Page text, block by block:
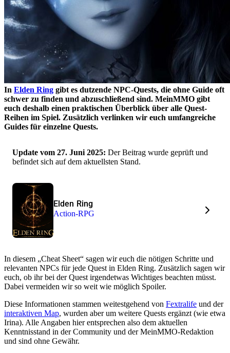
In Elden Ring gibt es dutzende NPC-Quests, die ohne Guide oft
schwer zu finden und abzuschließend sind. MeinMMO gibt
euch deshalb einen praktischen Überblick über alle Quest-
Reihen im Spiel. Zusätzlich verlinken wir euch umfangreiche
Guides für einzelne Quests.
Update vom 27. Juni 2025: Der Beitrag wurde geprüft und
befindet sich auf dem aktuellsten Stand.
Elden Ring
Action-RPG
In diesem „Cheat Sheet“ sagen wir euch die nötigen Schritte und
relevanten NPCs für jede Quest in Elden Ring. Zusätzlich sagen wir
euch, ob ihr bei der Quest irgendetwas Wichtiges beachten müsst.
Dabei vermeiden wir so weit wie möglich Spoiler.
Diese Informationen stammen weitestgehend von Fextralife und der
interaktiven Map, wurden aber um weitere Quests ergänzt (wie etwa
Irina). Alle Angaben hier entsprechen also dem aktuellen
Kenntnisstand in der Community und der MeinMMO-Redaktion
und sind ohne Gewähr.